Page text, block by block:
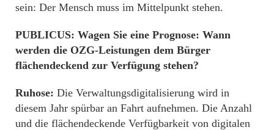
sein: Der Mensch muss im Mittelpunkt stehen.
PUBLICUS: Wagen Sie eine Prognose: Wann
werden die OZG-Leistungen dem Bürger
flächendeckend zur Verfügung stehen?
Ruhose: Die Verwaltungsdigitalisierung wird in
diesem Jahr spürbar an Fahrt aufnehmen. Die Anzahl
und die flächendeckende Verfügbarkeit von digitalen